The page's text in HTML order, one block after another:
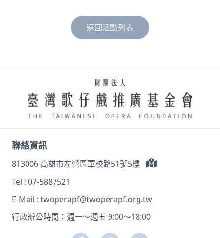
返回活動列表
聯絡資訊
813006 高雄市左營區軍校路51號5樓
Tel : 07-5887521
E-Mail : twoperapf@twoperapf.org.tw
行政辦公時間：週一～週五 9:00～18:00